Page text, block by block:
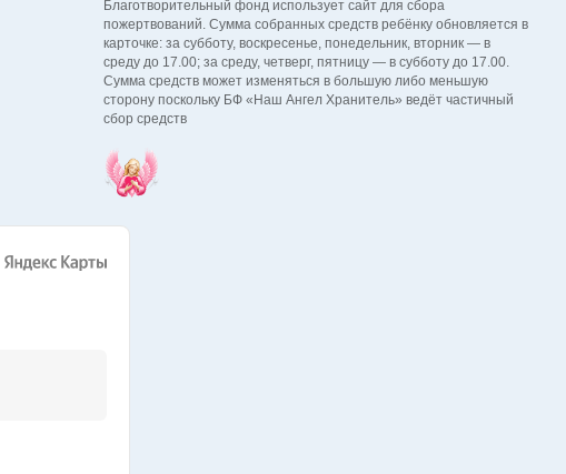
Благотворительный фонд использует сайт для сбора
пожертвований. Сумма собранных средств ребёнку обновляется в
карточке: за субботу, воскресенье, понедельник, вторник — в
среду до 17.00; за среду, четверг, пятницу — в субботу до 17.00.
Сумма средств может изменяться в большую либо меньшую
сторону поскольку БФ «Наш Ангел Хранитель» ведёт частичный
сбор средств